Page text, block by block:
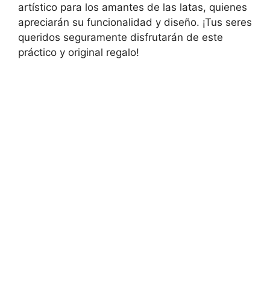
artístico para los amantes de las latas, quienes
apreciarán su funcionalidad y diseño. ¡Tus seres
queridos seguramente disfrutarán de este
práctico y original regalo!